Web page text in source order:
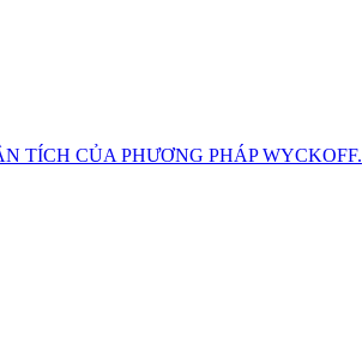
TÍCH CỦA PHƯƠNG PHÁP WYCKOFF.